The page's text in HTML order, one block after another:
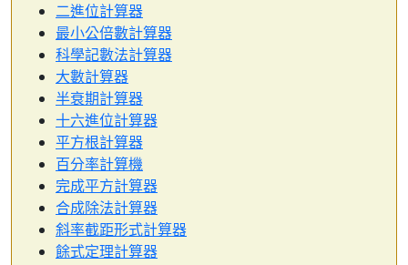
二進位計算器
最小公倍數計算器
科學記數法計算器
大數計算器
半衰期計算器
十六進位計算器
平方根計算器
百分率計算機
完成平方計算器
合成除法計算器
斜率截距形式計算器
餘式定理計算器